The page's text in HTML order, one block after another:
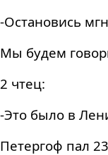
-Остановись
Мы будем
2 чтец:
-Это было в
Петергоф пал